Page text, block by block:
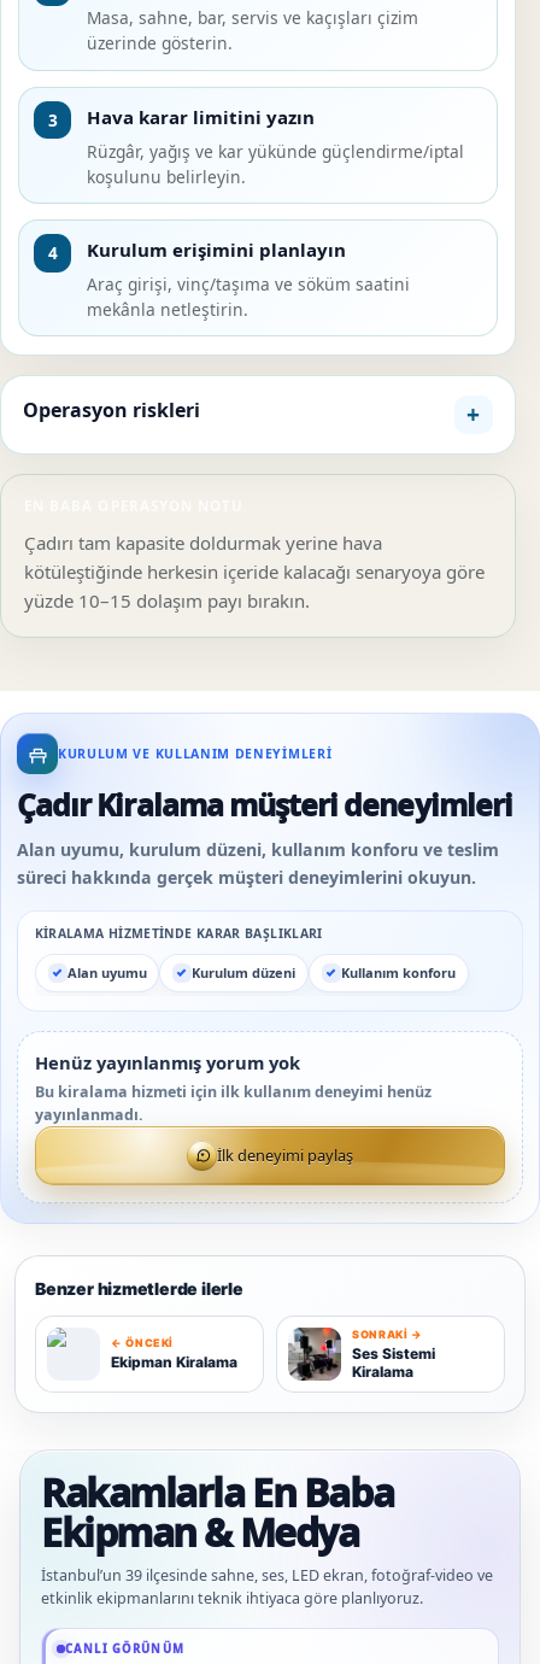
Masa, sahne, bar, servis ve kaçışları çizim
üzerinde gösterin.
3 Hava karar limitini yazın
Rüzgâr, yağış ve kar yükünde güçlendirme/iptal
koşulunu belirleyin.
4 Kurulum erişimini planlayın
Araç girişi, vinç/taşıma ve söküm saatini
mekânla netleştirin.
Operasyon riskleri
Çadırı tam kapasite doldurmak yerine hava
kötüleştiğinde herkesin içeride kalacağı senaryoya göre
yüzde 10–15 dolaşım payı bırakın.
KURULUM VE KULLANIM DENEYIMLERI
Çadır Kiralama müşteri deneyimleri
Alan uyumu, kurulum düzeni, kullanım konforu ve teslim
süreci hakkında gerçek müşteri deneyimlerini okuyun.
KIRALAMA HIZMETINDE KARAR BAŞLIKLARI
Alan uyumu Kurulum düzeni Kullanım konforu
Henüz yayınlanmış yorum yok
Bu kiralama hizmeti için ilk kullanım deneyimi henüz
yayınlanmadı.
İlk deneyimi paylaş
Benzer hizmetlerde ilerle
← ÖNCEKI
Ekipman Kiralama S
SONRAKI →
Ses Sistemi
Kiralama
Rakamlarla En Baba
Ekipman & Medya
İstanbul’un 39 ilçesinde sahne, ses, LED ekran, fotoğraf-video ve
etkinlik ekipmanlarını teknik ihtiyaca göre planlıyoruz.
CANLI GÖRÜNÜM
Güncel veriler: 1.291+ En Baba ağı hizmet deneyimi; 91 platform genelinde